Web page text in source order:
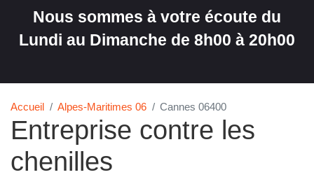
Nous sommes à votre écoute du
Lundi au Dimanche de 8h00 à 20h00
Accueil Alpes-Maritimes 06 Cannes 06400
Entreprise contre les
chenilles